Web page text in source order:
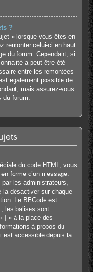
?
» lorsque vous êtes en
remonter celui-ci en haut
du forum. Cependant, si
a peut-être été
entre les remontées
également possible de
mais assurez-vous
du forum.
du code HTML, vous
forme d’un message.
par les administrateurs,
la désactiver sur chaque
Le BBCode est
les balises sont
] » à la place des
à propos du
est accessible depuis la